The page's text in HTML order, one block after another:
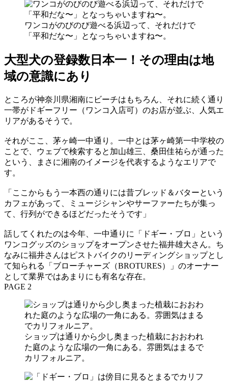
ワンコがのびのび遊べる浜辺って、それだけで
「平和だな〜」となっちゃいますね〜。
大型犬の登録数日本一！その理由は地
域の意識にあり
ところが神奈川県湘南にビーチはもちろん、それに続く通り
一帯がドギーフリー（ワンコ入店可）のお店が並ぶ、人気エ
リアがあるそうで。
それがここ、茅ヶ崎一中通り。一中とは茅ヶ崎第一中学校の
ことで、ウェブで検索すると加山雄三、桑田佳祐らが通った
という、まさに湘南のイメージを代表するようなエリアで
す。
「ここからもう一本西の通りには昔ブレッド＆バターという
カフェがあって、ミュージシャンやサーファーたちが集っ
て、行列ができるほどだったそうです」
話してくれたのは今年、一中通りに「ドギー・ブロ」という
ワンコグッズのショップをオープンさせた福井雄大さん。ち
なみに福井さんはピストバイクのリーディングショップとし
て知られる「ブローチャーズ（BROTURES）」のオーナー
として業界ではあまりにも有名な存在。
PAGE 2
ショップは通りから少し奥まった植栽におおわれ
た庭のような広場の一角にある。雰囲気はまるで
カリフォルニア。